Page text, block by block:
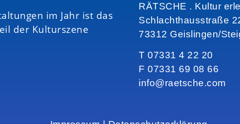
im Jahr ist das
der Kulturszene
RÄTSCHE . Kultur
Schlachthausstraße
73312 Geislingen/
T 07331 4 22 20
F 07331 69 08 66
info@raetsche.com